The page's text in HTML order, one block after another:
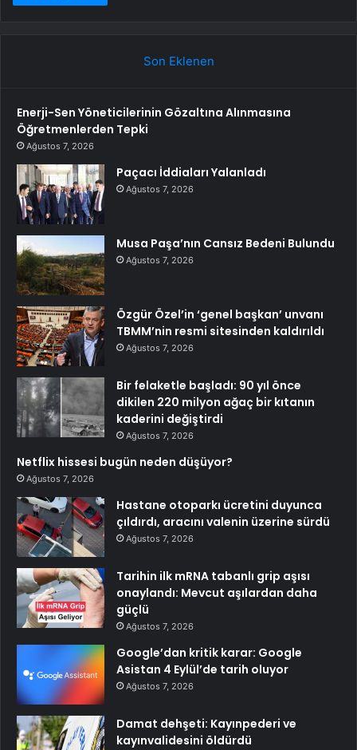
Son Eklenen
Enerji-Sen Yöneticilerinin Gözaltına Alınmasına
Öğretmenlerden Tepki
Ağustos 7, 2026
Paçacı İddiaları Yalanladı
Ağustos 7, 2026
Musa Paşa’nın Cansız Bedeni Bulundu
Ağustos 7, 2026
Özgür Özel’in ‘genel başkan’ unvanı
TBMM’nin resmi sitesinden kaldırıldı
Ağustos 7, 2026
Bir felaketle başladı: 90 yıl önce
dikilen 220 milyon ağaç bir kıtanın
kaderini değiştirdi
Ağustos 7, 2026
Netflix hissesi bugün neden düşüyor?
Ağustos 7, 2026
Hastane otoparkı ücretini duyunca
çıldırdı, aracını valenin üzerine sürdü
Ağustos 7, 2026
Tarihin ilk mRNA tabanlı grip aşısı
onaylandı: Mevcut aşılardan daha
güçlü
Ağustos 7, 2026
Google’dan kritik karar: Google
Asistan 4 Eylül’de tarih oluyor
Ağustos 7, 2026
Damat dehşeti: Kayınpederi ve
kayınvalidesini öldürdü